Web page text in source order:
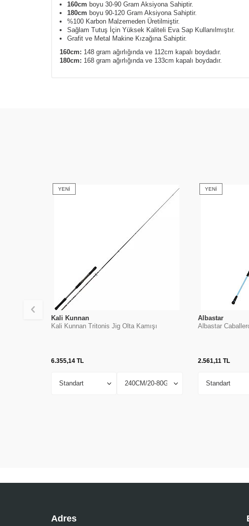
160cm boyu 30-90 Gram Aksiyona Sahiptir.
180cm boyu 90-120 Gram Aksiyona Sahiptir.
%100 Karbon Malzemeden Üretilmiştir.
Sağlam Tutuş İçin Yüksek Kaliteli Eva Sap Kullanılmıştır.
Grafit ve Metal Makine Kızağına Sahiptir.
160cm: 148 gram ağırlığında ve 112cm kapalı boydadır.
180cm: 168 gram ağırlığında ve 133cm kapalı boydadır.
YENI
Kali Kunnan
Kali Kunnan Tritonis Jig Olta Kamışı
6.355,14 TL
YENI
Albastar
Albastar
2.561,11TL
Adres